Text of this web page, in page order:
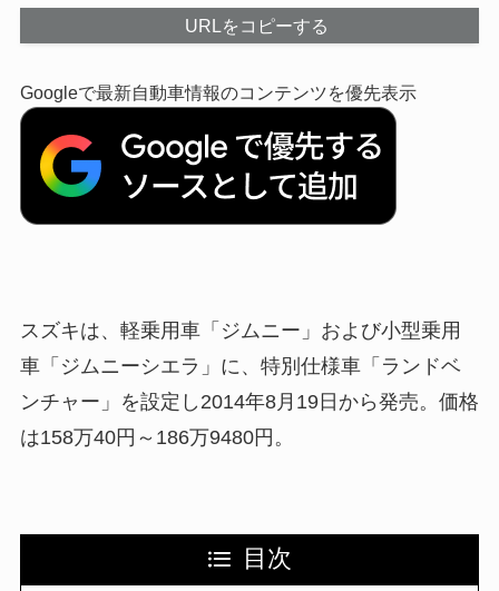
URLをコピーする
Googleで最新自動車情報のコンテンツを優先表示
スズキは、軽乗用車「ジムニー」および小型乗用
車「ジムニーシエラ」に、特別仕様車「ランドベ
ンチャー」を設定し2014年8月19日から発売。価格
は158万40円～186万9480円。
目次